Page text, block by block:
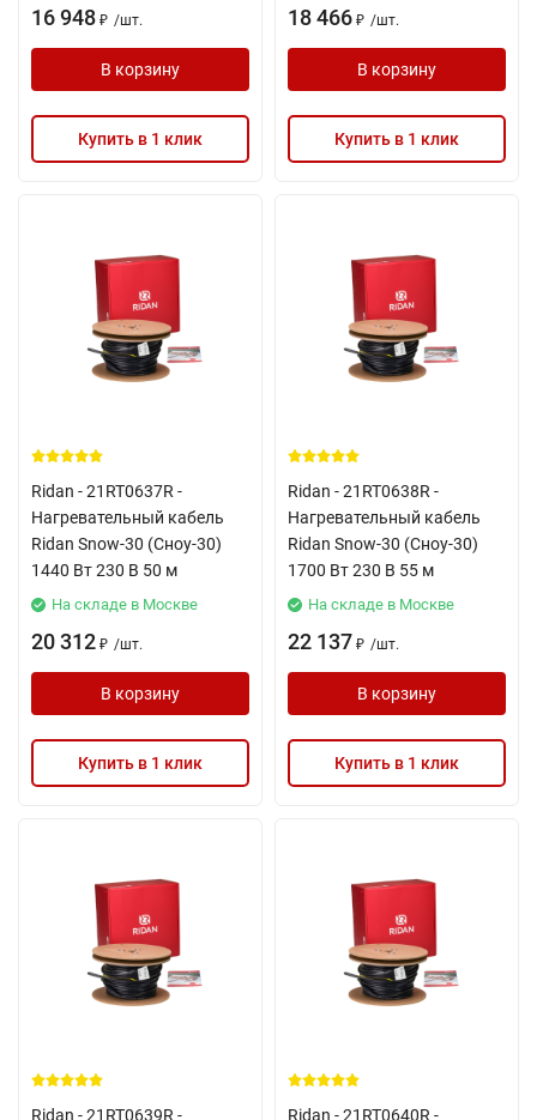
16 948 ₽ /шт.
В корзину
Купить в 1 клик
18 466 ₽ /шт.
В корзину
Купить в 1 клик
Ridan - 21RT0637R -
Нагревательный кабель
Ridan Snow-30 (Сноу-30)
1440 Вт 230 В 50 м
На складе в Москве
20 312 ₽ /шт.
В корзину
Купить в 1 клик
Ridan - 21RT0638R -
Нагревательный кабель
Ridan Snow-30 (Сноу-30)
1700 Вт 230 В 55 м
На складе в Москве
22 137 ₽ /шт.
В корзину
Купить в 1 клик
Ridan - 21RT0639R - Ridan - 21RT0640R -